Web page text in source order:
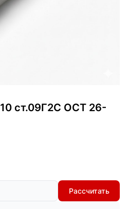
ст.09Г2С ОСТ 26-
Рассчитать